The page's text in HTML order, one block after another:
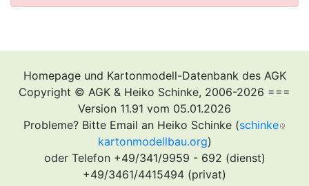
Homepage und Kartonmodell-Datenbank des AGK
Copyright © AGK & Heiko Schinke, 2006-2026 ===
Version 11.91 vom 05.01.2026
Probleme? Bitte Email an Heiko Schinke (schinke
kartonmodellbau.org)
oder Telefon +49/341/9959 - 692 (dienst)
+49/3461/4415494 (privat)